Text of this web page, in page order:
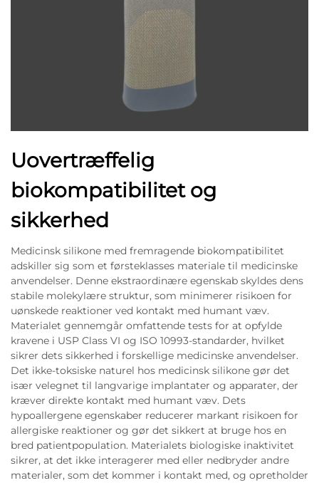
Uovertræffelig
biokompatibilitet og
sikkerhed
Medicinsk silikone med fremragende biokompatibilitet
adskiller sig som et førsteklasses materiale til medicinske
anvendelser. Denne ekstraordinære egenskab skyldes dens
stabile molekylære struktur, som minimerer risikoen for
uønskede reaktioner ved kontakt med humant væv.
Materialet gennemgår omfattende tests for at opfylde
kravene i USP Class VI og ISO 10993-standarder, hvilket
sikrer dets sikkerhed i forskellige medicinske anvendelser.
Det ikke-toksiske naturel hos medicinsk silikone gør det
især velegnet til langvarige implantater og apparater, der
kræver direkte kontakt med humant væv. Dets
hypoallergene egenskaber reducerer markant risikoen for
allergiske reaktioner og gør det sikkert at bruge hos en
bred patientpopulation. Materialets biologiske inaktivitet
sikrer, at det ikke interagerer med eller nedbryder andre
materialer, som det kommer i kontakt med, og opretholder